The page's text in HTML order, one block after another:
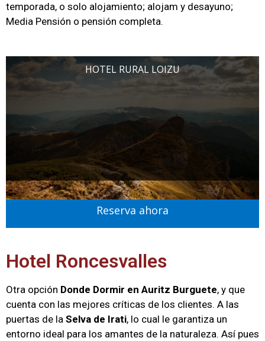
temporada, o solo alojamiento; alojam y desayuno;
Media Pensión o pensión completa.
HOTEL RURAL LOIZU
Reserva ahora
Hotel Roncesvalles
Otra opción Donde Dormir en Auritz Burguete, y que
cuenta con las mejores críticas de los clientes. A las
puertas de la Selva de Irati, lo cual le garantiza un
entorno ideal para los amantes de la naturaleza. Así pues